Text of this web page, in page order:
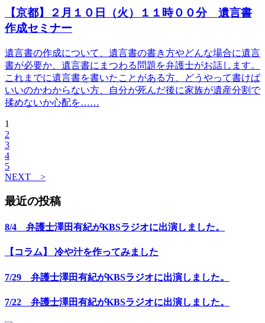
【京都】２月１０日（火）１１時００分 遺言書
作成セミナー
遺言書の作成について、遺言書の書き方やどんな場合に遺言
書が必要か、遺言書にまつわる問題を弁護士がお話します。
これまでに遺言書を書いたことがある方、どうやって書けば
いいのかわからない方、自分が死んだ後に家族が遺産分割で
揉めないか心配を……
1
2
3
4
5
NEXT >
最近の投稿
8/4 弁護士澤田有紀がKBSラジオに出演しました。
【コラム】 冷や汁を作ってみました
7/29 弁護士澤田有紀がKBSラジオに出演しました。
7/22 弁護士澤田有紀がKBSラジオに出演しました。